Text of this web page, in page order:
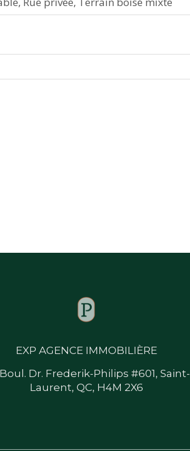
EXP AGENCE IMMOBILIÈRE
Boul. Dr. Frederik-Philips #601, Saint-
Laurent, QC, H4M 2X6